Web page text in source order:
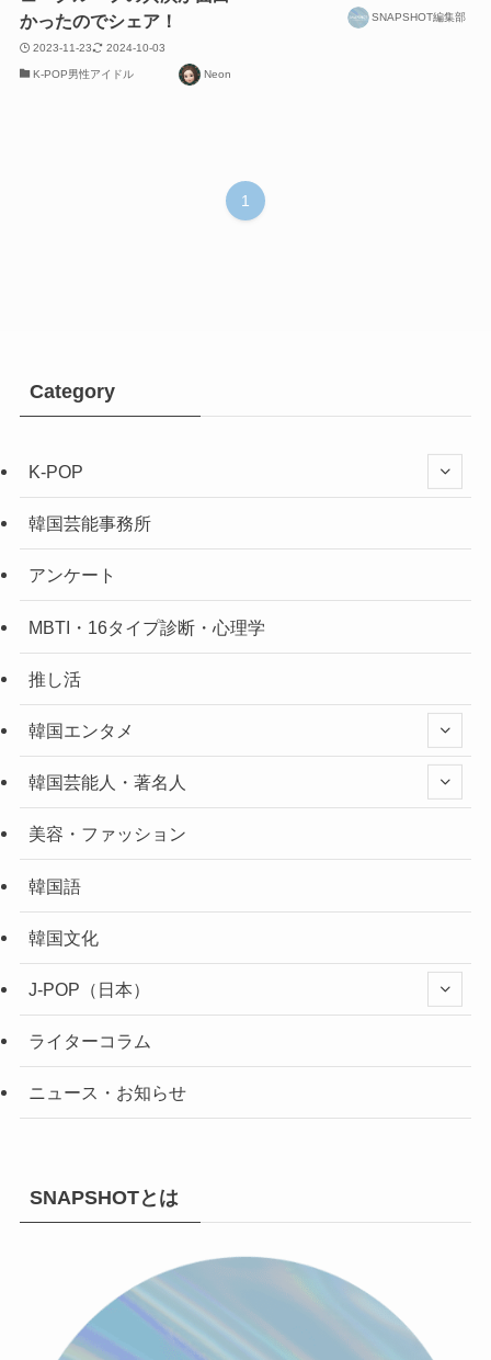
かったのでシェア！
2023-11-23 2024-10-03
K-POP男性アイドル Neon
SNAPSHOT編集部
1
Category
K-POP
韓国芸能事務所
アンケート
MBTI・16タイプ診断・心理学
推し活
韓国エンタメ
韓国芸能人・著名人
美容・ファッション
韓国語
韓国文化
J-POP（日本）
ライターコラム
ニュース・お知らせ
SNAPSHOTとは